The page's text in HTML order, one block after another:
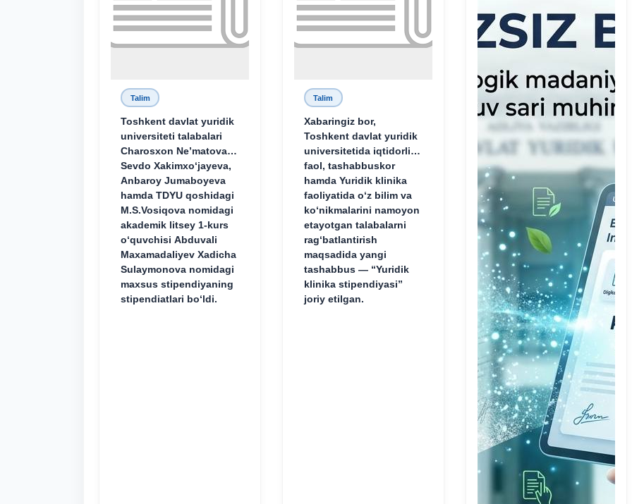
Talim
Toshkent davlat yuridik
universiteti talabalari
Charosxon Ne’matova,
Sevdo Xakimxo‘jayeva,
Anbaroy Jumaboyeva
hamda TDYU qoshidagi
M.S.Vosiqova nomidagi
akademik litsey 1-kurs
o‘quvchisi Abduvali
Maxamadaliyev Xadicha
Sulaymonova nomidagi
maxsus stipendiyaning
stipendiatlari bo‘ldi.
Talim
Xabaringiz bor,
Toshkent davlat yuridik
universitetida iqtidorli,
faol, tashabbuskor
hamda Yuridik klinika
faoliyatida o‘z bilim va
ko‘nikmalarini namoyon
etayotgan talabalarni
rag‘batlantirish
maqsadida yangi
tashabbus — “Yuridik
klinika stipendiyasi”
joriy etilgan.